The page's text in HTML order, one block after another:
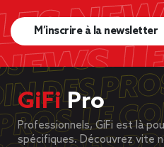
M’inscrire à la newsletter
GiFiPro
Professionnels, GiFi est là
spécifiques. Découvrez vite